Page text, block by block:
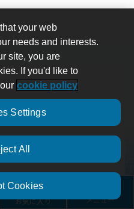
お気に入り メニュー
your web
needs and interests.
site, you are
If you'd like to
cookie policy
Settings
All
Cookies